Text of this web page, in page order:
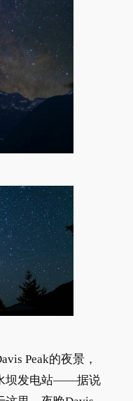
Peak的夜景，
坝发电站——据说